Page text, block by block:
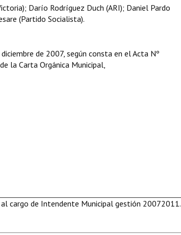
Darío Rodríguez Duch (ARI); Daniel Pardo
(Partido Socialista).
de 2007, según consta en el Acta Nº
la Carta Orgánica Municipal,
cargo de Intendente Municipal gestión 20072011.